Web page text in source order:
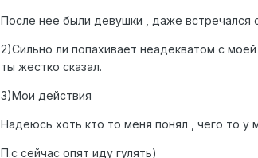
После нее были девушки , даже встречался
2)Сильно ли попахивает неадекватом с
ты жестко сказал.
3)Мои действия
Надеюсь хоть кто то меня понял , чего то
П.с сейчас опят иду гулять)